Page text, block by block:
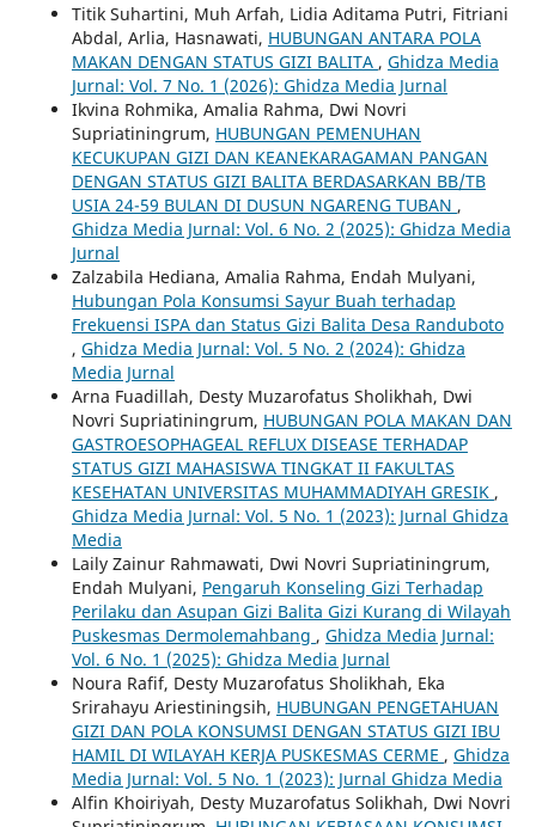
Titik Suhartini, Muh Arfah, Lidia Aditama Putri, Fitriani
Abdal, Arlia, Hasnawati, HUBUNGAN ANTARA POLA
MAKAN DENGAN STATUS GIZI BALITA , Ghidza Media
Jurnal: Vol. 7 No. 1 (2026): Ghidza Media Jurnal
Ikvina Rohmika, Amalia Rahma, Dwi Novri
Supriatiningrum, HUBUNGAN PEMENUHAN
KECUKUPAN GIZI DAN KEANEKARAGAMAN PANGAN
DENGAN STATUS GIZI BALITA BERDASARKAN BB/TB
USIA 24-59 BULAN DI DUSUN NGARENG TUBAN ,
Ghidza Media Jurnal: Vol. 6 No. 2 (2025): Ghidza Media
Jurnal
Zalzabila Hediana, Amalia Rahma, Endah Mulyani,
Hubungan Pola Konsumsi Sayur Buah terhadap
Frekuensi ISPA dan Status Gizi Balita Desa Randuboto
, Ghidza Media Jurnal: Vol. 5 No. 2 (2024): Ghidza
Media Jurnal
Arna Fuadillah, Desty Muzarofatus Sholikhah, Dwi
Novri Supriatiningrum, HUBUNGAN POLA MAKAN DAN
GASTROESOPHAGEAL REFLUX DISEASE TERHADAP
STATUS GIZI MAHASISWA TINGKAT II FAKULTAS
KESEHATAN UNIVERSITAS MUHAMMADIYAH GRESIK ,
Ghidza Media Jurnal: Vol. 5 No. 1 (2023): Jurnal Ghidza
Media
Laily Zainur Rahmawati, Dwi Novri Supriatiningrum,
Endah Mulyani, Pengaruh Konseling Gizi Terhadap
Perilaku dan Asupan Gizi Balita Gizi Kurang di Wilayah
Puskesmas Dermolemahbang , Ghidza Media Jurnal:
Vol. 6 No. 1 (2025): Ghidza Media Jurnal
Noura Rafif, Desty Muzarofatus Sholikhah, Eka
Srirahayu Ariestiningsih, HUBUNGAN PENGETAHUAN
GIZI DAN POLA KONSUMSI DENGAN STATUS GIZI IBU
HAMIL DI WILAYAH KERJA PUSKESMAS CERME , Ghidza
Media Jurnal: Vol. 5 No. 1 (2023): Jurnal Ghidza Media
Alfin Khoiriyah, Desty Muzarofatus Solikhah, Dwi Novri